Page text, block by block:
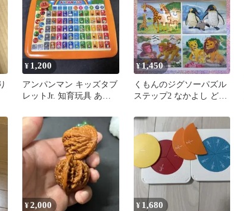
¥ 1,200
アンパンマン キッズタブ
レットJr. 知育玩具 あい
¥1,450
くもんのジグソーパズル
ステップ2 なかよし どう
¥2,000 ¥ 1,680